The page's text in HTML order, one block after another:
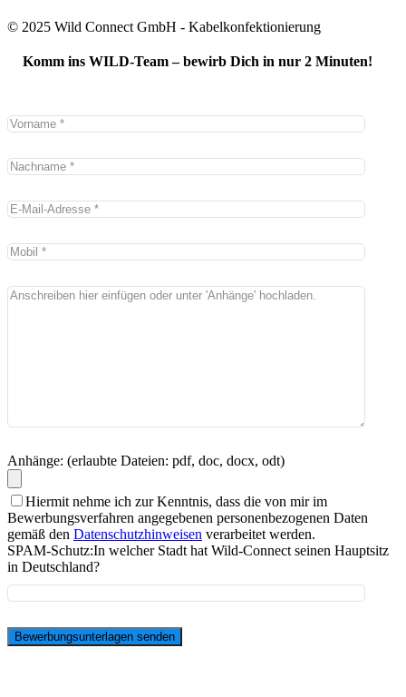
© 2025 Wild Connect GmbH - Kabelkonfektionierung
Komm ins WILD-Team – bewirb Dich in nur 2 Minuten!
Anhänge: (erlaubte Dateien: pdf, doc, docx, odt)
Hiermit nehme ich zur Kenntnis, dass die von mir im
Bewerbungsverfahren angegebenen personenbezogenen Daten
gemäß den Datenschutzhinweisen verarbeitet werden.
SPAM-Schutz:In welcher Stadt hat Wild-Connect seinen Hauptsitz
in Deutschland?